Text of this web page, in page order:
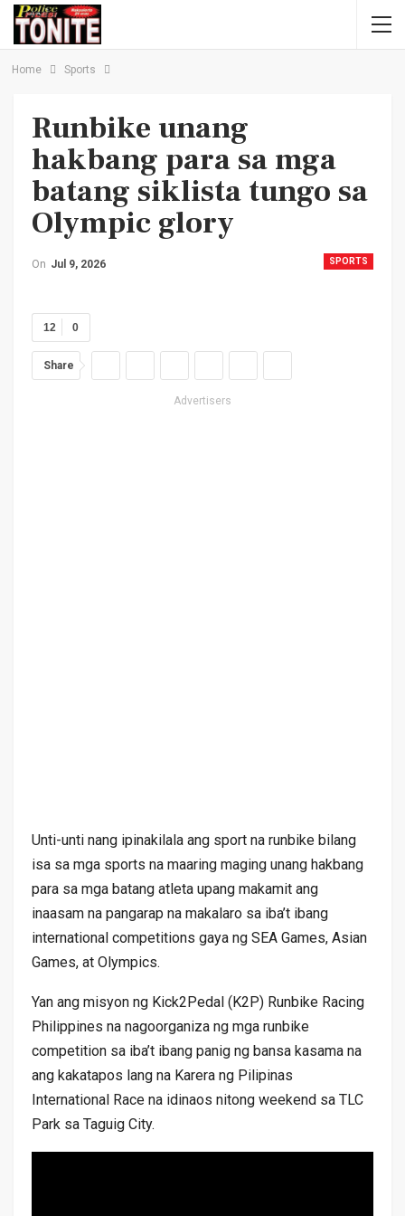
Home Sports
Runbike unang
hakbang para sa mga
batang siklista tungo sa
Olympic glory
SPORTS
On Jul 9, 2026
0
12
Share
Advertisers
Unti-unti nang ipinakilala ang sport na runbike bilang
isa sa mga sports na maaring maging unang hakbang
para sa mga batang atleta upang makamit ang
inaasam na pangarap na makalaro sa iba’t ibang
international competitions gaya ng SEA Games, Asian
Games, at Olympics.
Yan ang misyon ng Kick2Pedal (K2P) Runbike Racing
Philippines na nagoorganiza ng mga runbike
competition sa iba’t ibang panig ng bansa kasama na
ang kakatapos lang na Karera ng Pilipinas
International Race na idinaos nitong weekend sa TLC
Park sa Taguig City.